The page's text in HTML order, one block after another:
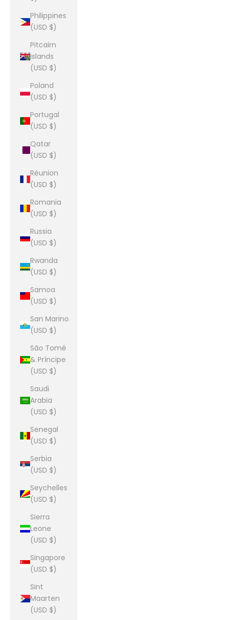
Philippines
(USD $)
Pitcairn
Islands
(USD $)
Poland
(USD $)
Portugal
(USD $)
Qatar
(USD $)
Réunion
(USD $)
Romania
(USD $)
Russia
(USD $)
Rwanda
(USD $)
Samoa
(USD $)
San Marino
(USD $)
São Tomé
& Príncipe
(USD $)
Saudi
Arabia
(USD $)
Senegal
(USD $)
Serbia
(USD $)
Seychelles
(USD $)
Sierra
Leone
(USD $)
Singapore
(USD $)
Sint
Maarten
(USD $)